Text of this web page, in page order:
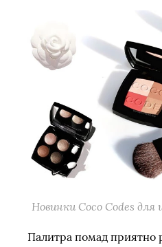
Новинки Coco Codes
Палитра помад приятно